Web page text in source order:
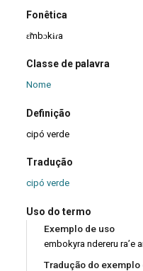
Fonêtica
ɛ̃mbɔkɨɾa
Classe de palavra
Nome
Definição
cipó verde
Tradução
cipó verde
Uso do termo
Exemplo de uso
embokyra ndereru ra’e
Tradução do exemplo